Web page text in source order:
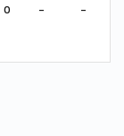
0 - -